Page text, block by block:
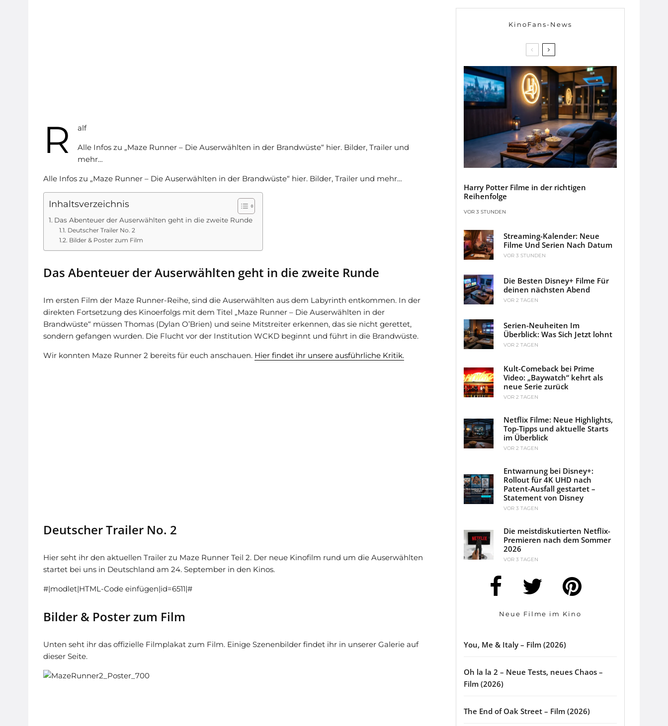
R alf
Alle Infos zu „Maze Runner – Die Auserwählten in der Brandwüste“ hier. Bilder, Trailer und
mehr…
Alle Infos zu „Maze Runner – Die Auserwählten in der Brandwüste“ hier. Bilder, Trailer und mehr…
Inhaltsverzeichnis
Das Abenteuer der Auserwählten geht in die zweite Runde
Deutscher Trailer No. 2
Bilder & Poster zum Film
Das Abenteuer der Auserwählten geht in die zweite Runde
Im ersten Film der Maze Runner-Reihe, sind die Auserwählten aus dem Labyrinth entkommen. In der
direkten Fortsetzung des Kinoerfolgs mit dem Titel „Maze Runner – Die Auserwählten in der
Brandwüste“ müssen Thomas (Dylan O’Brien) und seine Mitstreiter erkennen, das sie nicht gerettet,
sondern gefangen wurden. Die Flucht vor der Institution WCKD beginnt und führt in die Brandwüste.
Wir konnten Maze Runner 2 bereits für euch anschauen. Hier findet ihr unsere ausführliche Kritik.
Deutscher Trailer No. 2
Hier seht ihr den aktuellen Trailer zu Maze Runner Teil 2. Der neue Kinofilm rund um die Auserwählten
startet bei uns in Deutschland am 24. September in den Kinos.
#|modlet|HTML-Code einfügen|id=6511|#
Bilder & Poster zum Film
Unten seht ihr das offizielle Filmplakat zum Film. Einige Szenenbilder findet ihr in unserer Galerie auf
dieser Seite.
KinoFans-News
Harry Potter Filme in der richtigen
Reihenfolge
VOR 3 STUNDEN
Streaming-Kalender: Neue
Filme Und Serien Nach Datum
VOR 3 STUNDEN
Die Besten Disney+ Filme Für
deinen nächsten Abend
VOR 2 TAGEN
Serien-Neuheiten Im
Überblick: Was Sich Jetzt lohnt
VOR 2 TAGEN
Kult-Comeback bei Prime
Video: „Baywatch“ kehrt als
neue Serie zurück
VOR 2 TAGEN
Netflix Filme: Neue Highlights,
Top-Tipps und aktuelle Starts
im Überblick
VOR 2 TAGEN
Entwarnung bei Disney+:
Rollout für 4K UHD nach
Patent-Ausfall gestartet –
Statement von Disney
VOR 3 TAGEN
Die meistdiskutierten Netflix-
Premieren nach dem Sommer
2026
VOR 3 TAGEN
Neue Filme im Kino
You, Me & Italy – Film (2026)
Oh la la 2 – Neue Tests, neues Chaos –
Film (2026)
The End of Oak Street – Film (2026)